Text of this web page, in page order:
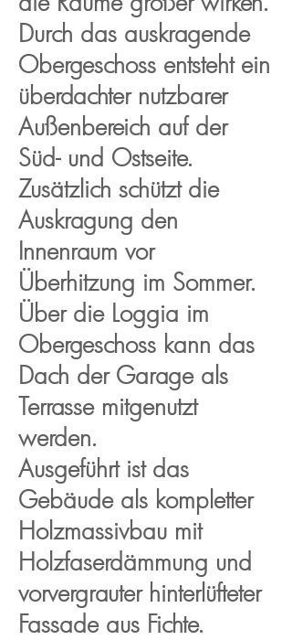
Durch das auskragende
Obergeschoss entsteht ein
überdachter nutzbarer
Außenbereich auf der
Süd- und Ostseite.
Zusätzlich schützt die
Auskragung den
Innenraum vor
Überhitzung im Sommer.
Über die Loggia im
Obergeschoss kann das
Dach der Garage als
Terrasse mitgenutzt
werden.
Ausgeführt ist das
Gebäude als kompletter
Holzmassivbau mit
Holzfaserdämmung und
vorvergrauter hinterlüfteter
Fassade aus Fichte.